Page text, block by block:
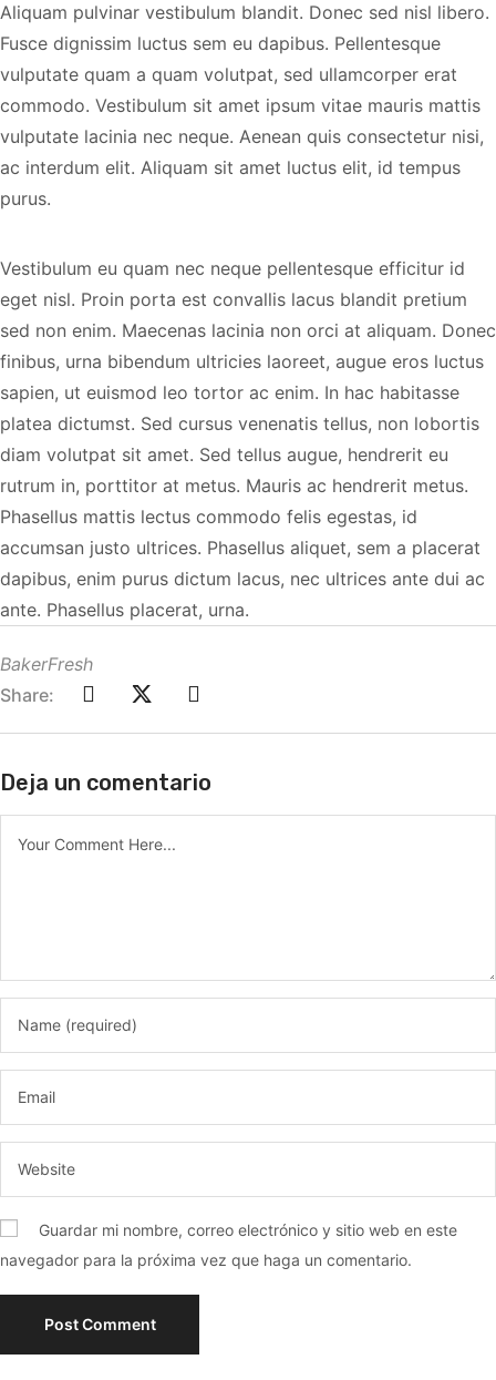
Aliquam pulvinar vestibulum blandit. Donec sed nisl libero.
Fusce dignissim luctus sem eu dapibus. Pellentesque
vulputate quam a quam volutpat, sed ullamcorper erat
commodo. Vestibulum sit amet ipsum vitae mauris mattis
vulputate lacinia nec neque. Aenean quis consectetur nisi,
ac interdum elit. Aliquam sit amet luctus elit, id tempus
purus.
Vestibulum eu quam nec neque pellentesque efficitur id
eget nisl. Proin porta est convallis lacus blandit pretium
sed non enim. Maecenas lacinia non orci at aliquam. Donec
finibus, urna bibendum ultricies laoreet, augue eros luctus
sapien, ut euismod leo tortor ac enim. In hac habitasse
platea dictumst. Sed cursus venenatis tellus, non lobortis
diam volutpat sit amet. Sed tellus augue, hendrerit eu
rutrum in, porttitor at metus. Mauris ac hendrerit metus.
Phasellus mattis lectus commodo felis egestas, id
accumsan justo ultrices. Phasellus aliquet, sem a placerat
dapibus, enim purus dictum lacus, nec ultrices ante dui ac
ante. Phasellus placerat, urna.
BakerFresh
Share:
Deja un comentario
Guardar mi nombre, correo electrónico y sitio web en este
navegador para la próxima vez que haga un comentario.